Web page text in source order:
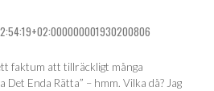
faktum att tillräckligt många
Det Enda Rätta” – hmm. Vilka då? Jag